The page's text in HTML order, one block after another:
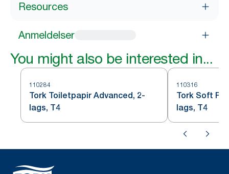
Resources
Anmeldelser
You might also be interested in...
110284
Tork Toiletpapir Advanced, 2-
lags, T4
110316
Tork Soft
lags, T4